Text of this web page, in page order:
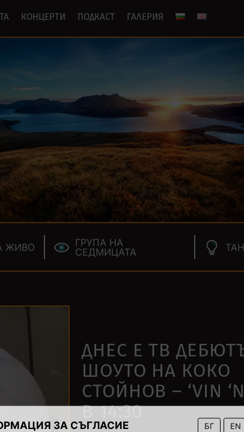
ЗА СЪГЛАСИЕ БГ EN
КОНЦЕРТИ ПОДКАСТ ГАЛЕРИЯ
ЖИВО
ГРУПА НА
СЕДМИЦАТА
ДНЕС Е ТВ
ШОУТО НА КОКО
СТОЙНОВ – ‘VIN
В 14:30